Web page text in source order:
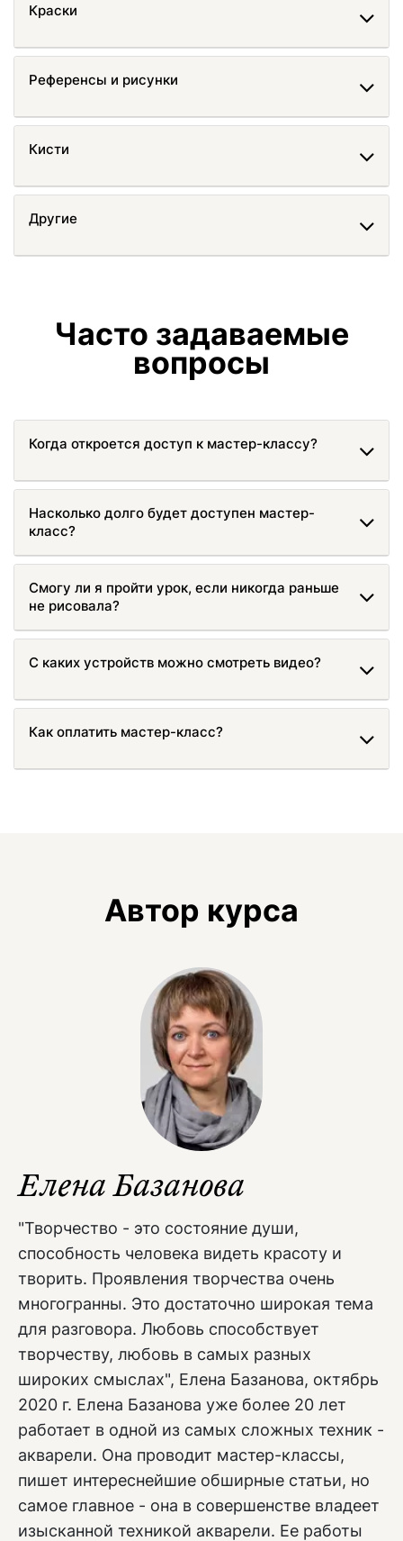
Краски
Референсы и рисунки
Кисти
Другие
Часто задаваемые
вопросы
Когда откроется доступ к мастер-классу?
Насколько долго будет доступен мастер-
класс?
Смогу ли я пройти урок, если никогда раньше
не рисовала?
С каких устройств можно смотреть видео?
Как оплатить мастер-класс?
Автор курса
Елена Базанова
"Творчество - это состояние души,
способность человека видеть красоту и
творить. Проявления творчества очень
многогранны. Это достаточно широкая тема
для разговора. Любовь способствует
творчеству, любовь в самых разных
широких смыслах", Елена Базанова, октябрь
2020 г. Елена Базанова уже более 20 лет
работает в одной из самых сложных техник -
акварели. Она проводит мастер-классы,
пишет интереснейшие обширные статьи, но
самое главное - она в совершенстве владеет
изысканной техникой акварели. Ее работы